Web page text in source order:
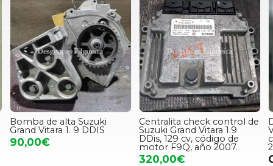
Centralita check control de
Suzuki Grand Vitara 1.9
DDis, 129 cv, código de
motor F9Q, año 2007.
Despiece de Suzuki Grand
Vitara 1.9 DDiS, 120 cv,
código de motor F9Q, año
2007.
Consultar precio